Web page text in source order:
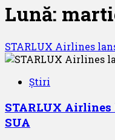
Lună:
STARLUX Airlines
Știri
STARLUX Airlines
SUA